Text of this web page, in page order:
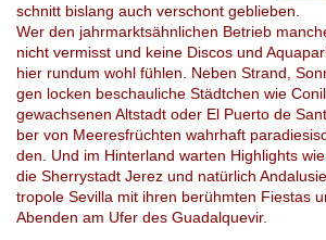
schnitt bislang auch ver­schont ge­blie­ben.
Wer den jahr­markt­sähn­li­chen Be­trieb
nicht ver­misst und keine Dis­cos und
hier rund­um wohl füh­len. Neben Strand,
gen lo­cken be­schau­li­che Städt­chen wie
ge­wach­se­nen Alt­stadt oder El Pu­er­to de
ber von Mee­res­früch­ten wahr­haft
den. Und im Hin­ter­land war­ten High­lights
die Sher­ry­stadt Jerez und na­tür­lich
tro­po­le Se­vil­la mit ihren be­rühm­ten Fi­es­tas
Aben­den am Ufer des Gua­dal­que­vir.